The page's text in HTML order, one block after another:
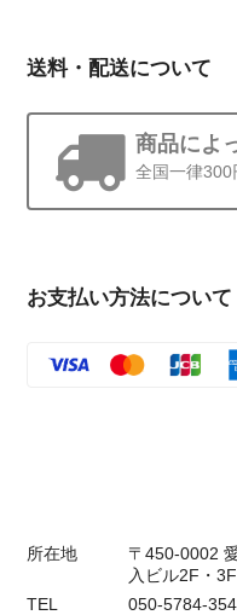
送料・配送について
商品によ
全国一律300
お支払い方法について
所在地
〒450-0002
入ビル2F・3F
TEL
050-5784-